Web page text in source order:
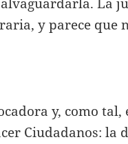
y parece que
y, como
Ciudadanos: la